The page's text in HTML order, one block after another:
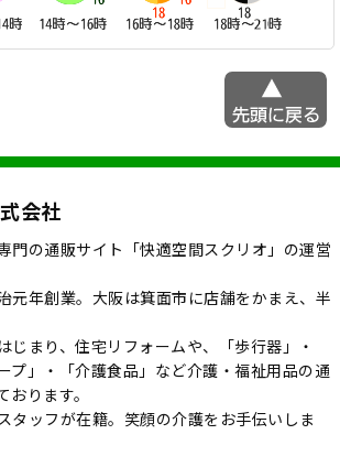
会社
門の通販サイト「快適空間スクリオ」の運営
元年創業。大阪は箕面市に店舗をかまえ、半
じまり、住宅リフォームや、「歩行器」・
プ」・「介護食品」など介護・福祉用品の通
ります。
タッフが在籍。笑顔の介護をお手伝いしま